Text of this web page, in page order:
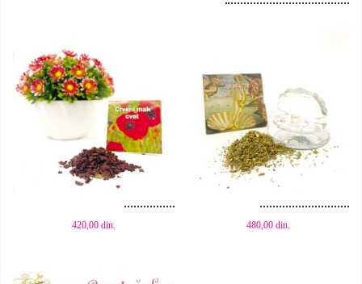
Dodaj u korpu
420,00 din.
Dodaj u korpu
480,00din.